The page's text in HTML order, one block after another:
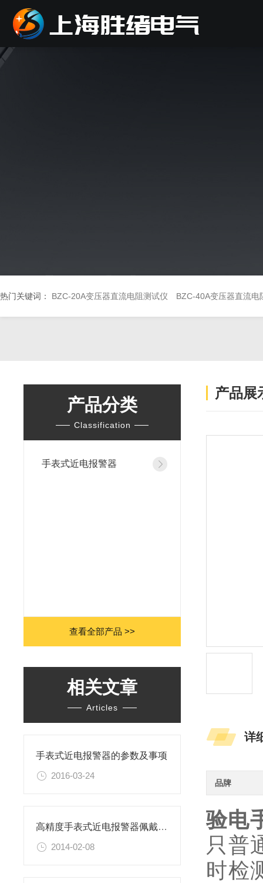
热门关键词： BZC-20A变压器直流电阻测试仪 BZC-40A变压器直流电
产品分类
Classification
手表式近电报警器
查看全部产品 >>
相关文章
Articles
手表式近电报警器的参数及事项
2016-03-24
高精度手表式近电报警器佩戴说明
2014-02-08
产品展
详
品牌
验电
只普
时检